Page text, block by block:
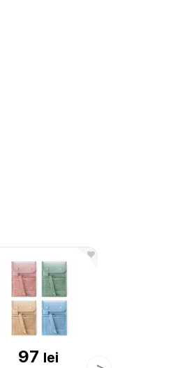
97 lei